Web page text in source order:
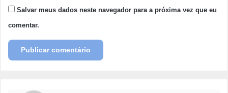
Salvar meus dados neste navegador para a próxima vez que eu
comentar.